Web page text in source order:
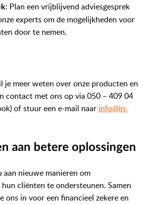
: Plan een vrijblijvend adviesgesprek
experts om de mogelijkheden voor
door te nemen.
je meer weten over onze producten en
contact met ons op via 050 – 409 04
of stuur een e-mail naar info@in-
aan betere oplossingen
nieuwe manieren om
cliënten te ondersteunen. Samen
ons in voor een financieel zekere en